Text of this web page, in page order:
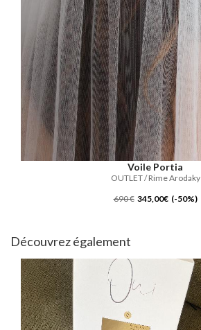
Voile Portia
OUTLET / Rime Arodaky
690 € 345,00€ (-50%)
Découvrez également